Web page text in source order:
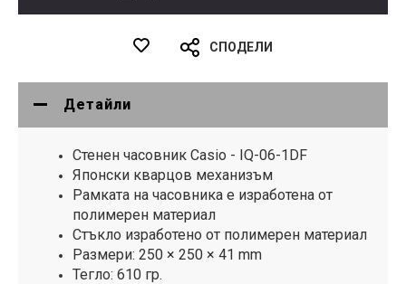
СПОДЕЛИ
Детайли
Стенен часовник Casio - IQ-06-1DF
Японски кварцов механизъм
Рамката на часовника е изработена от
полимерен материал
Стъкло изработено от полимерен материал
Размери: 250 × 250 × 41 mm
Тегло: 610 гр.